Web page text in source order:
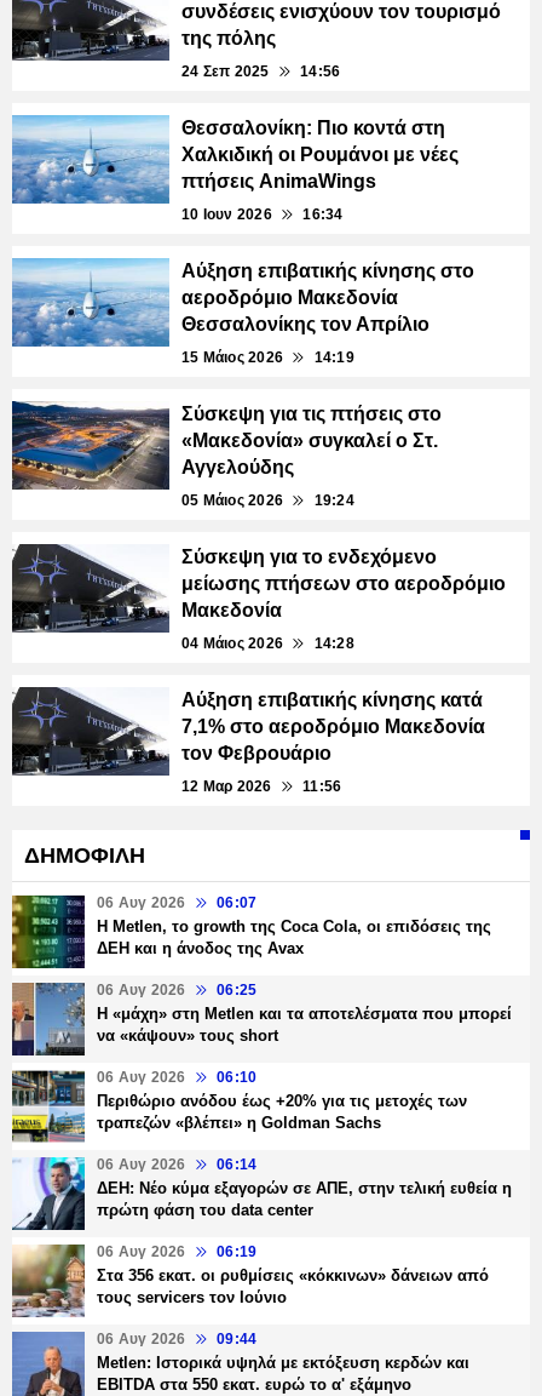
συνδέσεις ενισχύουν τον τουρισμό
της πόλης
24 Σεπ 2025 14:56
Θεσσαλονίκη: Πιο κοντά στη
Χαλκιδική οι Ρουμάνοι με νέες
πτήσεις AnimaWings
10 Ιουν 2026 16:34
Αύξηση επιβατικής κίνησης στο
αεροδρόμιο Μακεδονία
Θεσσαλονίκης τον Απρίλιο
15 Μάιος 2026 14:19
Σύσκεψη για τις πτήσεις στο
«Μακεδονία» συγκαλεί ο Στ.
Αγγελούδης
05 Μάιος 2026 19:24
Σύσκεψη για το ενδεχόμενο
μείωσης πτήσεων στο αεροδρόμιο
Μακεδονία
04 Μάιος 2026 14:28
Αύξηση επιβατικής κίνησης κατά
7,1% στο αεροδρόμιο Μακεδονία
τον Φεβρουάριο
12 Μαρ 2026 11:56
ΔΗΜΟΦΙΛΗ
06 Αυγ 2026 06:07
H Metlen, το growth της Coca Cola, οι επιδόσεις της
ΔΕΗ και η άνοδος της Avax
06 Αυγ 2026 06:25
H «μάχη» στη Metlen και τα αποτελέσματα που μπορεί
να «κάψουν» τους short
06 Αυγ 2026 06:10
Περιθώριο ανόδου έως +20% για τις μετοχές των
τραπεζών «βλέπει» η Goldman Sachs
06 Αυγ 2026 06:14
ΔΕΗ: Νέο κύμα εξαγορών σε ΑΠΕ, στην τελική ευθεία η
πρώτη φάση του data center
06 Αυγ 2026 06:19
Στα 356 εκατ. οι ρυθμίσεις «κόκκινων» δάνειων από
τους servicers τον Ιούνιο
06 Αυγ 2026 09:44
Metlen: Ιστορικά υψηλά με εκτόξευση κερδών και
EBITDA στα 550 εκατ. ευρώ το α' εξάμηνο